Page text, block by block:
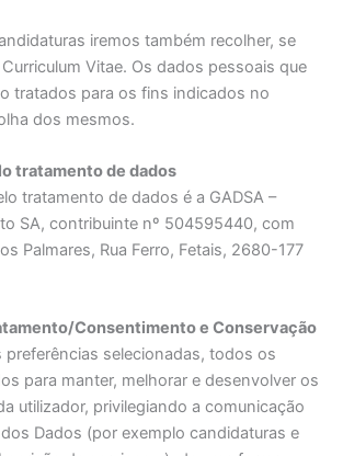
iremos também recolher, se
Vitae. Os dados pessoais que
tratados para os fins indicados no
dos mesmos.
tratamento de dados
tratamento de dados é a GADSA –
SA, contribuinte nº 504595440, com
Palmares, Rua Ferro, Fetais, 2680-177
Consentimento e Conservação
preferências selecionadas, todos os
para manter, melhorar e desenvolver os
utilizador, privilegiando a comunicação
Dados (por exemplo candidaturas e